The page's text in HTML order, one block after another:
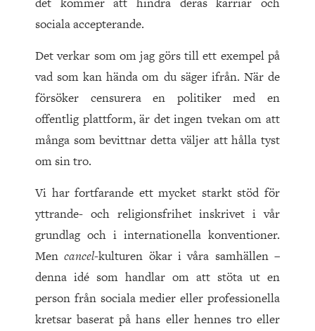
sociala accepterande.
Det verkar som om jag görs till ett exempel på
vad som kan hända om du säger ifrån. När de
försöker censurera en politiker med en
offentlig plattform, är det ingen tvekan om att
många som bevittnar detta väljer att hålla tyst
om sin tro.
Vi har fortfarande ett mycket starkt stöd för
yttrande- och religionsfrihet inskrivet i vår
grundlag och i internationella konventioner.
Mencancel-kulturen ökar i våra samhällen –
denna idé som handlar om att stöta ut en
person från sociala medier eller professionella
kretsar baserat på hans eller hennes tro eller